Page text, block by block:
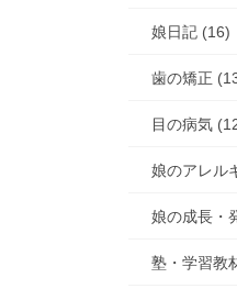
娘日記 (16)
歯の矯正
目の病気
娘のアレル
娘の成長・
塾・学習教